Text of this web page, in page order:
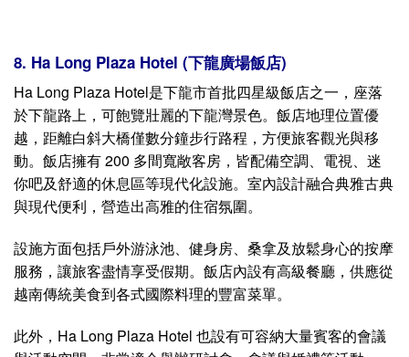
Paradise Suites Hotel 亦提供機場接送、遊船預訂、自行
車與電動車租借等貼心服務，方便賓客深入探索週周島。特
別的是，飯店常與 Paradise Suites Hotel 合作推出住宿與
遊船套票，讓旅客輕鬆體驗完整的下龍灣假期。專業且親切
的服務團隊全年無休提供協助與接待。
Paradise Suites Hotel 是您在下龍灣享受豪華、浪漫且便利
假期的理想選擇。
Address:Tuan Chau Island, Ha Long City, Quang Ninh
Province, Vietnam